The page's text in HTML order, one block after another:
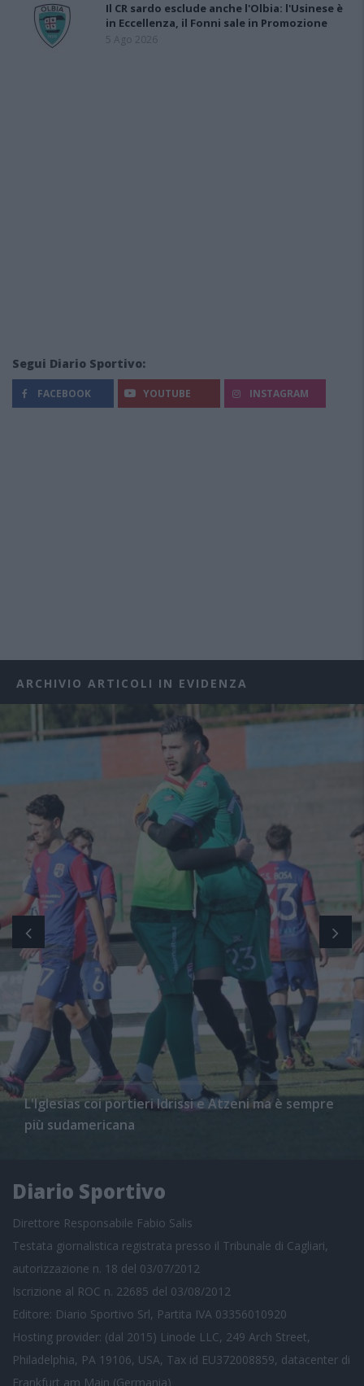
Il CR sardo esclude anche l'Olbia: l'Usinese è
in Eccellenza, il Fonni sale in Promozione
5 Ago 2026
Segui Diario Sportivo:
FACEBOOK YOUTUBE INSTAGRAM
ARCHIVIO ARTICOLI IN EVIDENZA
L'Iglesias coi portieri Idrissi e Atzeni ma è sempre
più sudamericana
Diario Sportivo
Direttore Responsabile Fabio Salis
Testata giornalistica registrata presso il Tribunale di Cagliari,
autorizzazione n. 18 del 03/07/2012
Iscrizione al ROC n. 22685 del 03/08/2012
Editore: Diario Sportivo Srl, Partita IVA 03356010920
Hosting provider: (dal 2015) Linode LLC, 249 Arch Street,
Philadelphia, PA 19106, USA, Tax id EU372008859, datacenter di
Frankfurt am Main (Germania)